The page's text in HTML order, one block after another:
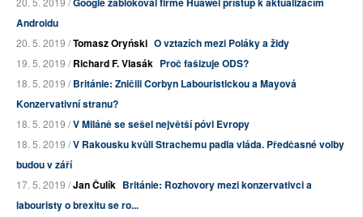
Androidu
20. 5. 2019 /Tomasz Oryński O vztazích mezi Poláky a židy
19. 5. 2019 /Richard F. Vlasák Proč fašizuje ODS?
18. 5. 2019 /Británie: Zničili Corbyn Labouristickou a Mayová
Konzervativní stranu?
18. 5. 2019 /V Miláně se sešel největší póvl Evropy
18. 5. 2019 /V Rakousku kvůli Strachemu padla vláda. Předčasné volby
budou v září
17. 5. 2019 /Jan Čulík Británie: Rozhovory mezi konzervativci a
labouristy o brexitu se ro...